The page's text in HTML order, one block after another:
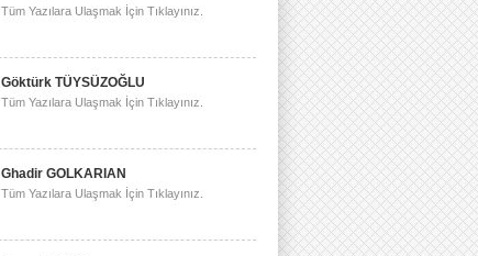
Tüm Yazılara Ulaşmak İçin Tıklayınız.
Göktürk TÜYSÜZOĞLU
Tüm Yazılara Ulaşmak İçin Tıklayınız.
Ghadir GOLKARIAN
Tüm Yazılara Ulaşmak İçin Tıklayınız.